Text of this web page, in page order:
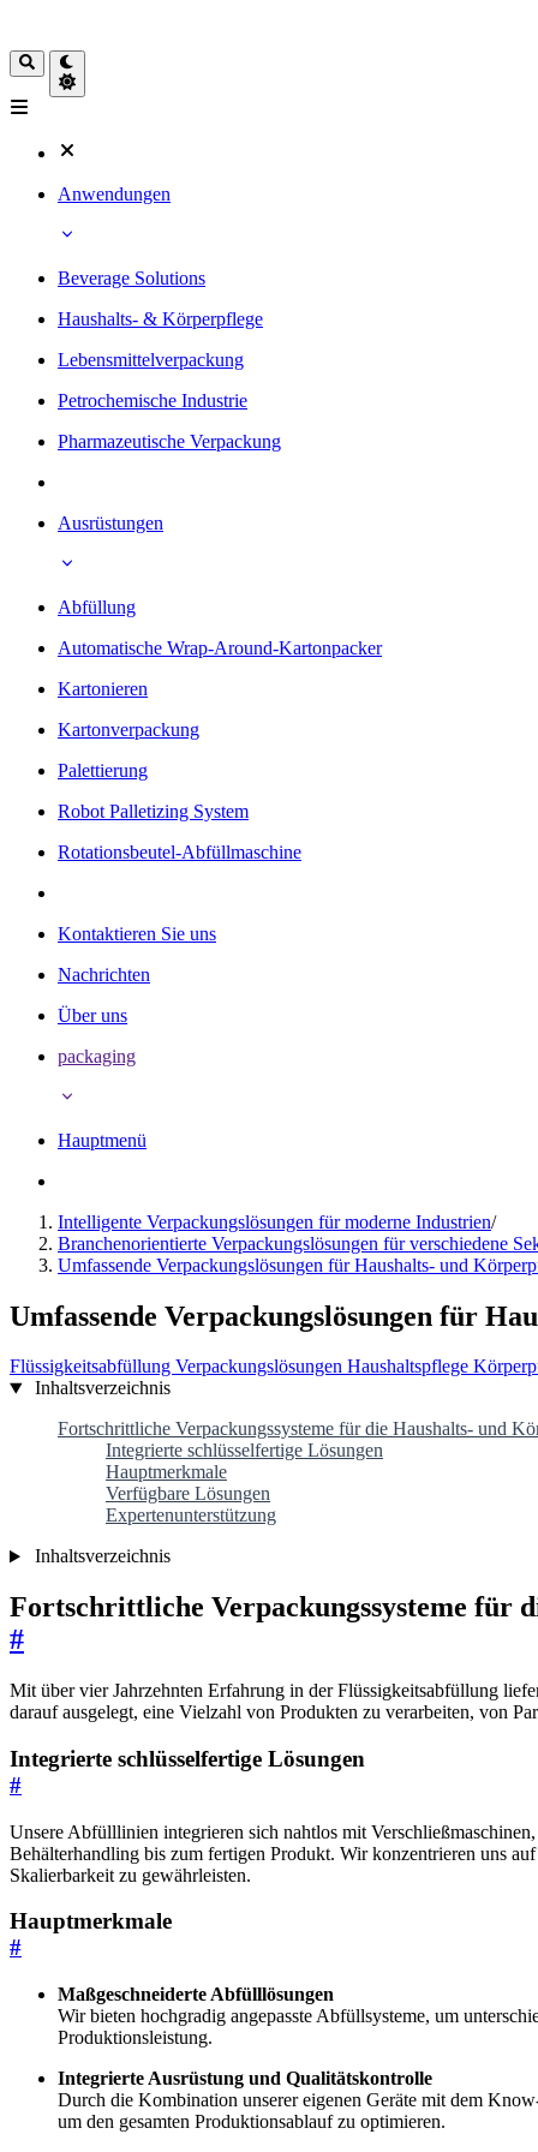
Anwendungen
Beverage Solutions
Haushalts- & Körperpflege
Lebensmittelverpackung
Petrochemische Industrie
Pharmazeutische Verpackung
Ausrüstungen
Abfüllung
Automatische Wrap-Around-Kartonpacker
Kartonieren
Kartonverpackung
Palettierung
Robot Palletizing System
Rotationsbeutel-Abfüllmaschine
Kontaktieren Sie uns
Nachrichten
Über uns
packaging
Hauptmenü
Intelligente Verpackungslösungen für moderne Industrien/
Branchenorientierte Verpackungslösungen für verschiedene
Umfassende Verpackungslösungen für Haushalts- und
Umfassende Verpackungslösungen für
Flüssigkeitsabfüllung Verpackungslösungen Haushaltspflege
Inhaltsverzeichnis
Fortschrittliche Verpackungssysteme für die Haushalts- und
Integrierte schlüsselfertige Lösungen
Hauptmerkmale
Verfügbare Lösungen
Expertenunterstützung
Inhaltsverzeichnis
Fortschrittliche Verpackungssysteme für
#
Mit über vier Jahrzehnten Erfahrung in der Flüssigkeitsabfüllung
darauf ausgelegt, eine Vielzahl von Produkten zu verarbeiten, von
Integrierte schlüsselfertige Lösungen
#
Unsere Abfülllinien integrieren sich nahtlos mit
Behälterhandling bis zum fertigen Produkt. Wir konzentrieren uns
Skalierbarkeit zu gewährleisten.
Hauptmerkmale
#
Maßgeschneiderte Abfülllösungen
Wir bieten hochgradig angepasste Abfüllsysteme, um
Produktionsleistung.
Integrierte Ausrüstung und Qualitätskontrolle
Durch die Kombination unserer eigenen Geräte mit dem
um den gesamten Produktionsablauf zu optimieren.